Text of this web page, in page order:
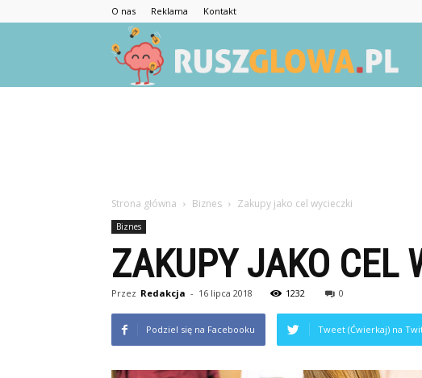
O nas Reklama Kontakt
Strona główna Biznes Zakupy jako cel wycieczki
Biznes
ZAKUPY JAKO CEL
Przez Redakcja - 16 lipca 2018 1232 0
Podziel się na Facebooku Tweet (Ćwierkaj) na